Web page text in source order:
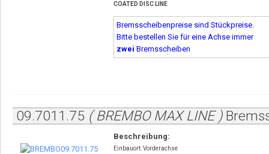
COATED DISC LINE
Bremsscheibenpreise sind Stückpreise.
Bitte bestellen Sie für eine Achse immer
zwei Bremsscheiben
09.7011.75 ( BREMBO MAX LINE )
Beschreibung:
Einbauort: Vorderachse